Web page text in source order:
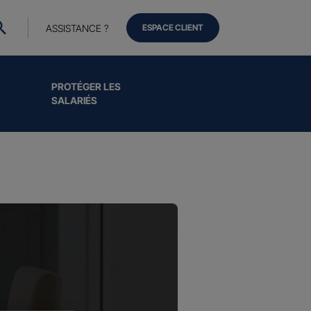
PROTÉGER LES
SALARIÉS
ASSISTANCE ? ESPACE CLIENT